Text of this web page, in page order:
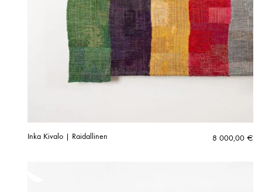
Inka Kivalo | Raidallinen 8 000,00 €